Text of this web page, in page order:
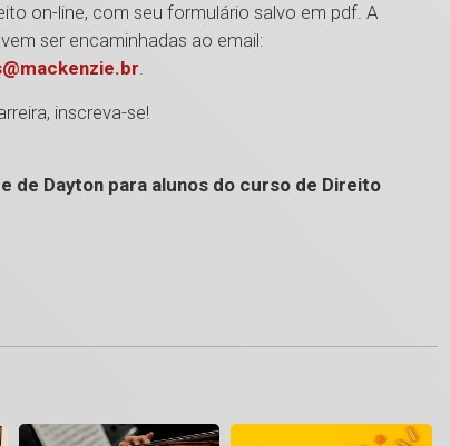
on-line, com seu formulário salvo em pdf. A
ser encaminhadas ao email:
.
inscreva-se!
de Dayton para alunos do curso de Direito